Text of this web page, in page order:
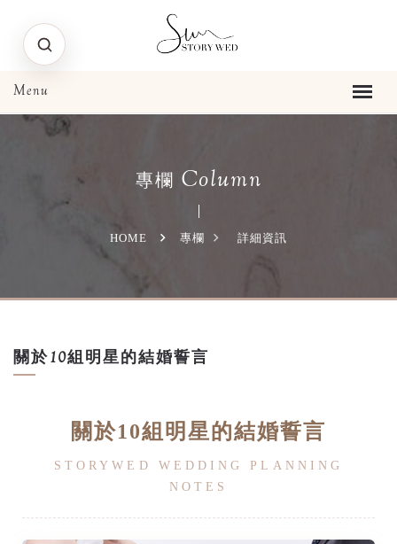
專欄 Column
HOME 專欄 詳細資訊
關於10組明星的結婚誓言
關於10組明星的結婚誓言
STORYWED WEDDING PLANNING
NOTES